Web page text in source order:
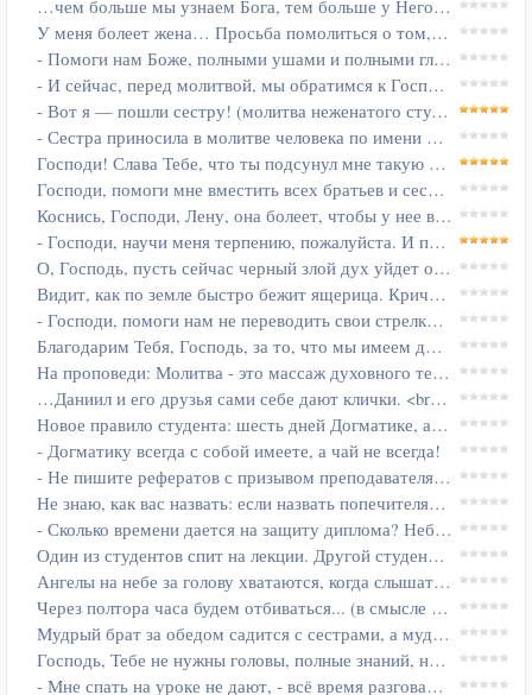
…чем больше мы узнаем Бога, тем больше у Него просим…
У меня болеет жена… Просьба помолиться о том, чтобы церковь…
- Помоги нам Боже, полными ушами и полными глазами внимать Тебе!
- И сейчас, перед молитвой, мы обратимся к Господу!
- Вот я — пошли сестру! (молитва неженатого студента).
- Сестра приносила в молитве человека по имени Нину.
Господи! Слава Тебе, что ты подсунул мне такую сестру! (брат о…
Господи, помоги мне вместить всех братьев и сестер в сердце, чтобы…
Коснись, Господи, Лену, она болеет, чтобы у нее вообще не было…
- Господи, научи меня терпению, пожалуйста. И побыстрее!
О, Господь, пусть сейчас черный злой дух уйдет отсюда, а на его…
Видит, как по земле быстро бежит ящерица. Кричит, захлебываясь от…
- Господи, помоги нам не переводить свои стрелки на других.
Благодарим Тебя, Господь, за то, что мы имеем дыхание в наших…
На проповеди: Молитва - это массаж духовного тела человека...
…Даниил и его друзья сами себе дают клички. <br>&nbsp…
Новое правило студента: шесть дней Догматике, а седьмой – Господу!
- Догматику всегда с собой имеете, а чай не всегда!
- Не пишите рефератов с призывом преподавателя покаяться!
Не знаю, как вас назвать: если назвать попечителями, то неизвестно…
- Сколько времени дается на защиту диплома? Небось, пока не защитишь?!
Один из студентов спит на лекции. Другой студент говорит его соседу…
Ангелы на небе за голову хватаются, когда слышат, как мы толкуем…
Через полтора часа будем отбиваться... (в смысле ложиться спать…
Мудрый брат за обедом садится с сестрами, а мудрая сестра за обедом…
Господь, Тебе не нужны головы, полные знаний, но сердца, полные…
- Мне спать на уроке не дают, - всё время разговаривают!